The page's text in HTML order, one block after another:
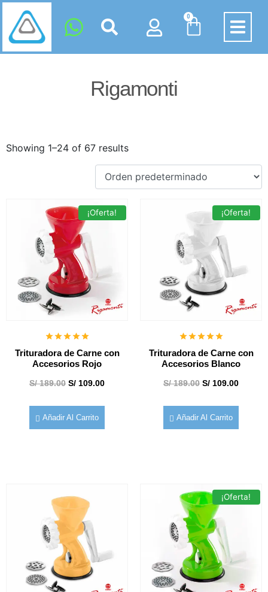
0
Rigamonti
Showing 1–24 of 67 results
¡Oferta!
Trituradora de Carne con
Accesorios Rojo
S/189.00 S/ 109.00
Añadir Al Carrito
¡Oferta!
Trituradora de Carne con
Accesorios Blanco
S/189.00 S/ 109.00
Añadir Al Carrito
¡Oferta!